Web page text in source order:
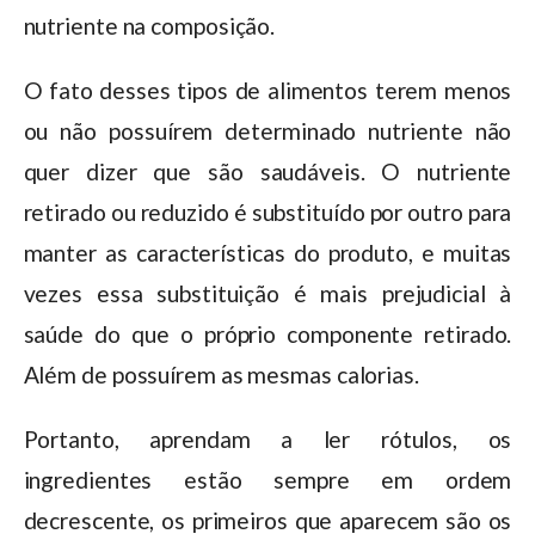
nutriente na composição.
O fato desses tipos de alimentos terem menos
ou não possuírem determinado nutriente não
quer dizer que são saudáveis. O nutriente
retirado ou reduzido é substituído por outro para
manter as características do produto, e muitas
vezes essa substituição é mais prejudicial à
saúde do que o próprio componente retirado.
Além de possuírem as mesmas calorias.
Portanto, aprendam a ler rótulos, os
ingredientes estão sempre em ordem
decrescente, os primeiros que aparecem são os